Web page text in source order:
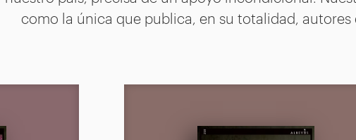
como la única que publica, en su totalidad, autores